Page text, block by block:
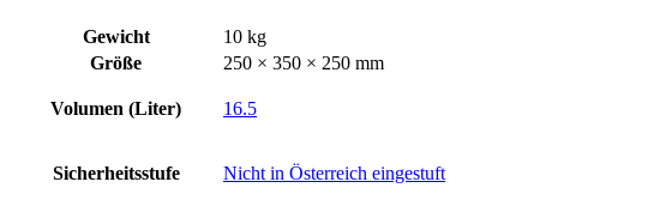
Gewicht
10 kg
Größe
250 × 350 × 250 mm
Volumen (Liter) 16.5
Sicherheitsstufe Nicht in Österreich eingestuft